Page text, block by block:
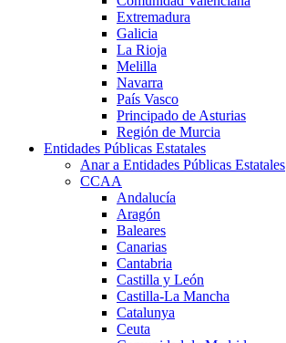
Extremadura
Galicia
La Rioja
Melilla
Navarra
País Vasco
Principado de Asturias
Región de Murcia
Entidades Públicas Estatales
Anar a Entidades Públicas Estatales
CCAA
Andalucía
Aragón
Baleares
Canarias
Cantabria
Castilla y León
Castilla-La Mancha
Catalunya
Ceuta